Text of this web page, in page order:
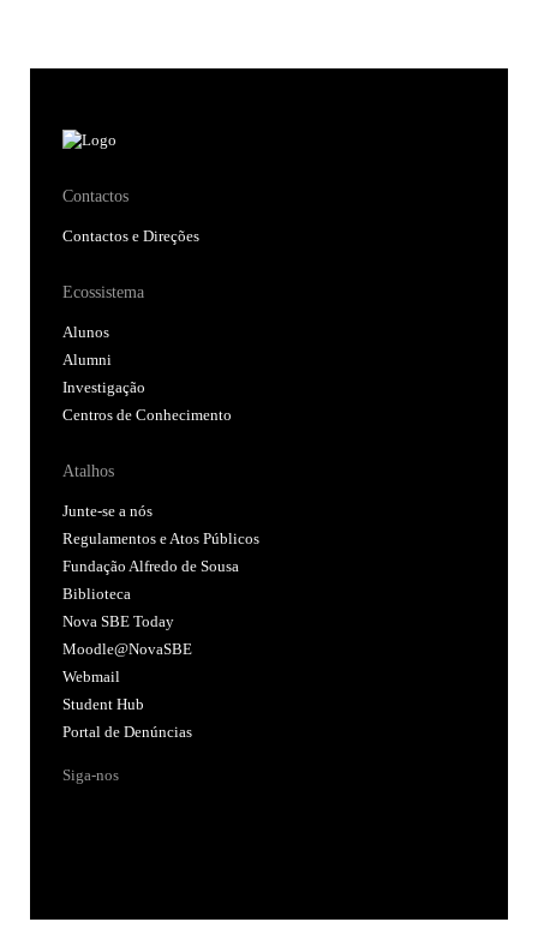
Contactos
Contactos e Direções
Ecossistema
Alunos
Alumni
Investigação
Centros de Conhecimento
Atalhos
Junte-se a nós
Regulamentos e Atos Públicos
Fundação Alfredo de Sousa
Biblioteca
Nova SBE Today
Moodle@NovaSBE
Webmail
Student Hub
Portal de Denúncias
Siga-nos